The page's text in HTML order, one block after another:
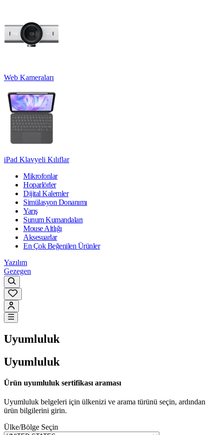
Web Kameraları
iPad Klavyeli Kılıflar
Mikrofonlar
Hoparlörler
Dijital Kalemler
Simülasyon Donanımı
Yarış
Sunum Kumandaları
Mouse Altlığı
Aksesuarlar
En Çok Beğenilen Ürünler
Yazılım
Gezegen
Uyumluluk
Uyumluluk
Ürün uyumluluk sertifikası araması
Uyumluluk belgeleri için ülkenizi ve arama türünü seçin, ardından
ürün bilgilerini girin.
Ülke/Bölge Seçin